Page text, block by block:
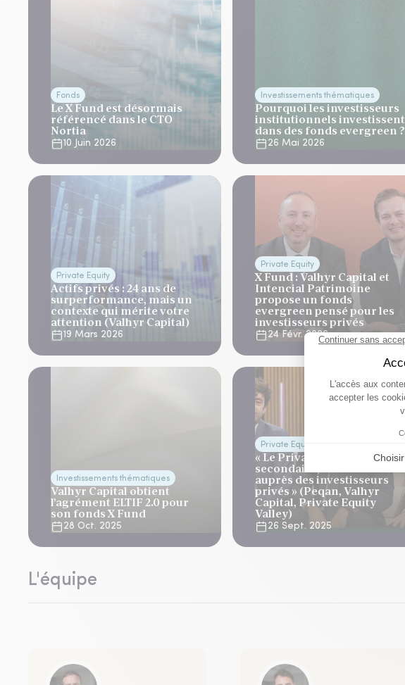
Fonds
Le X Fund est désormais
référencé dans le CTO
Nortia
10 Juin 2026
Investissements thématiques
Pourquoi les investisseurs
institutionnels investissent
dans des fonds evergreen ?
26 Mai 2026
Private Equity
Actifs privés : 24 ans de
surperformance, mais un
contexte qui mérite votre
attention (Valhyr Capital)
19 Mars 2026
Private Equity
X Fund : Valhyr Capital et
Intencial Patrimoine
propose un fonds
evergreen pensé pour les
investisseurs privés
24 Févr. 2026
Investissements thématiques
Valhyr Capital obtient
l’agrément ELTIF 2.0 pour
son fonds X Fund
28 Oct. 2025
Private Equity
« Le Private Equity
secondaire, un vrai succès
auprès des investisseurs
privés » (Peqan, Valhyr
Capital, Private Equity
Valley)
26 Sept. 2025
L'équipe